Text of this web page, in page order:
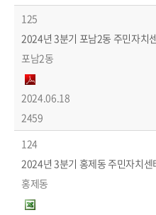
125
2024년 3분기 포남2동 주민자치
포남2동
2024.06.18
2459
124
2024년 3분기 홍제동 주민자치
홍제동